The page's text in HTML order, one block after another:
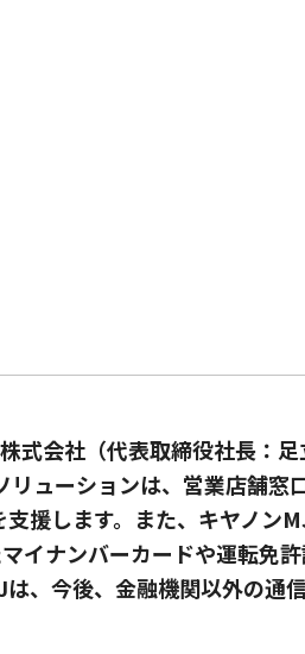
式会社（代表取締役社長：
リューションは、営業店舗
援します。また、キヤノ
イナンバーカードや運転免
、今後、金融機関以外の